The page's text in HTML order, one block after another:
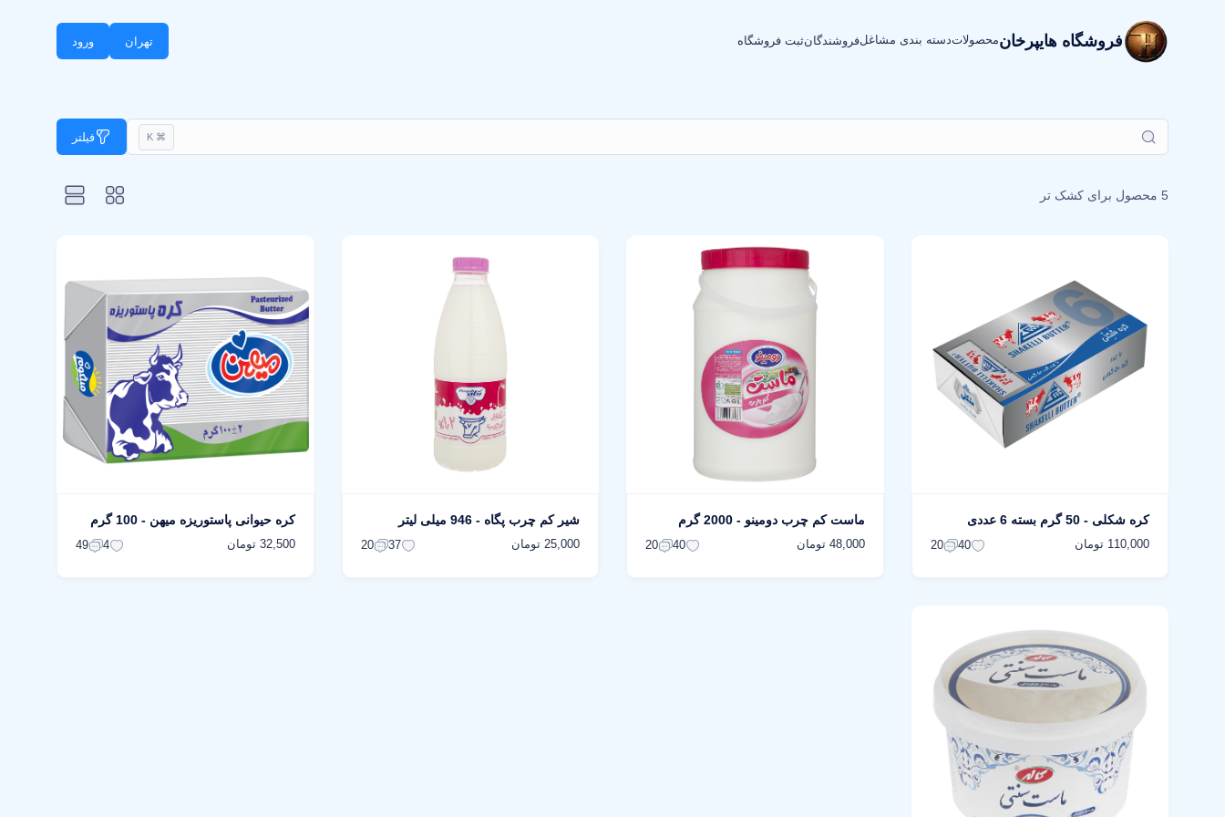
فروشگاه هایپرخانمحصولاتدسته بندی مشاغلفروشندگانثبت فروشگاه تهران ورود
⌘ K فیلتر
5 محصول برای کشک تر
کره شکلی - 50 گرم بسته 6 عددی
110,000 تومان 40
20
ماست کم چرب دومینو - 2000 گرم
48,000 تومان 40
20
شیر کم چرب پگاه - 946 میلی لیتر
25,000 تومان 37
20
کره حیوانی پاستوریزه میهن - 100 گرم
32,500 تومان 4
49